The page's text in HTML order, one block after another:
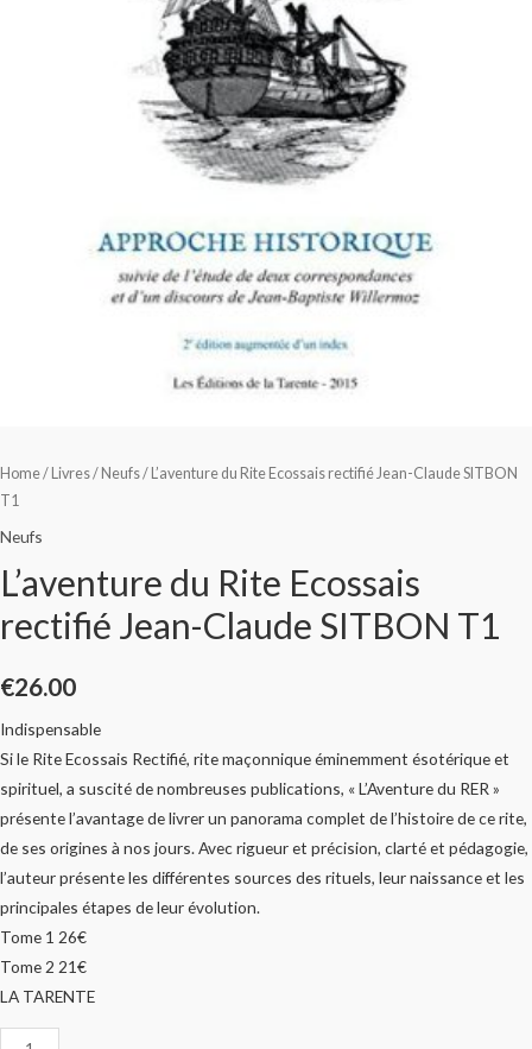
Home/ Livres/ Neufs/ L’aventure du Rite Ecossais rectifié Jean-Claude SITBON
T1
Neufs
L’aventure du Rite Ecossais
rectifié Jean-Claude SITBON T1
€26.00
Indispensable
Si le Rite Ecossais Rectifié, rite maçonnique éminemment ésotérique et
spirituel, a suscité de nombreuses publications, « L’Aventure du RER »
présente l’avantage de livrer un panorama complet de l’histoire de ce rite,
de ses origines à nos jours. Avec rigueur et précision, clarté et pédagogie,
l’auteur présente les différentes sources des rituels, leur naissance et les
principales étapes de leur évolution.
Tome 1 26€
Tome 2 21€
LA TARENTE